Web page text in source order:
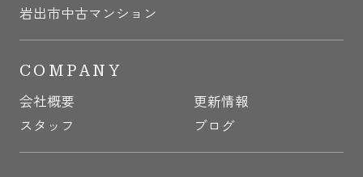
岩出市中古マンション
COMPANY
会社概要
更新情報
スタッフ
ブログ